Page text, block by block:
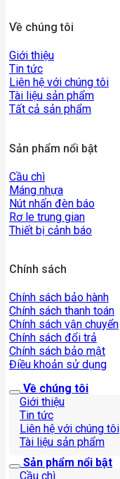
Về chúng tôi
Giới thiệu
Tin tức
Liên hệ với chúng tôi
Tài liệu sản phẩm
Tất cả sản phẩm
Sản phẩm nổi bật
Cầu chì
Máng nhựa
Nút nhấn đèn báo
Rơ le trung gian
Thiết bị cảnh báo
Chính sách
Chính sách bảo hành
Chính sách thanh toán
Chính sách vận chuyển
Chính sách đổi trả
Chính sách bảo mật
Điều khoản sử dụng
Về chúng tôi
Giới thiệu
Tin tức
Liên hệ với chúng tôi
Tài liệu sản phẩm
Sản phẩm nổi bật
Cầu chì